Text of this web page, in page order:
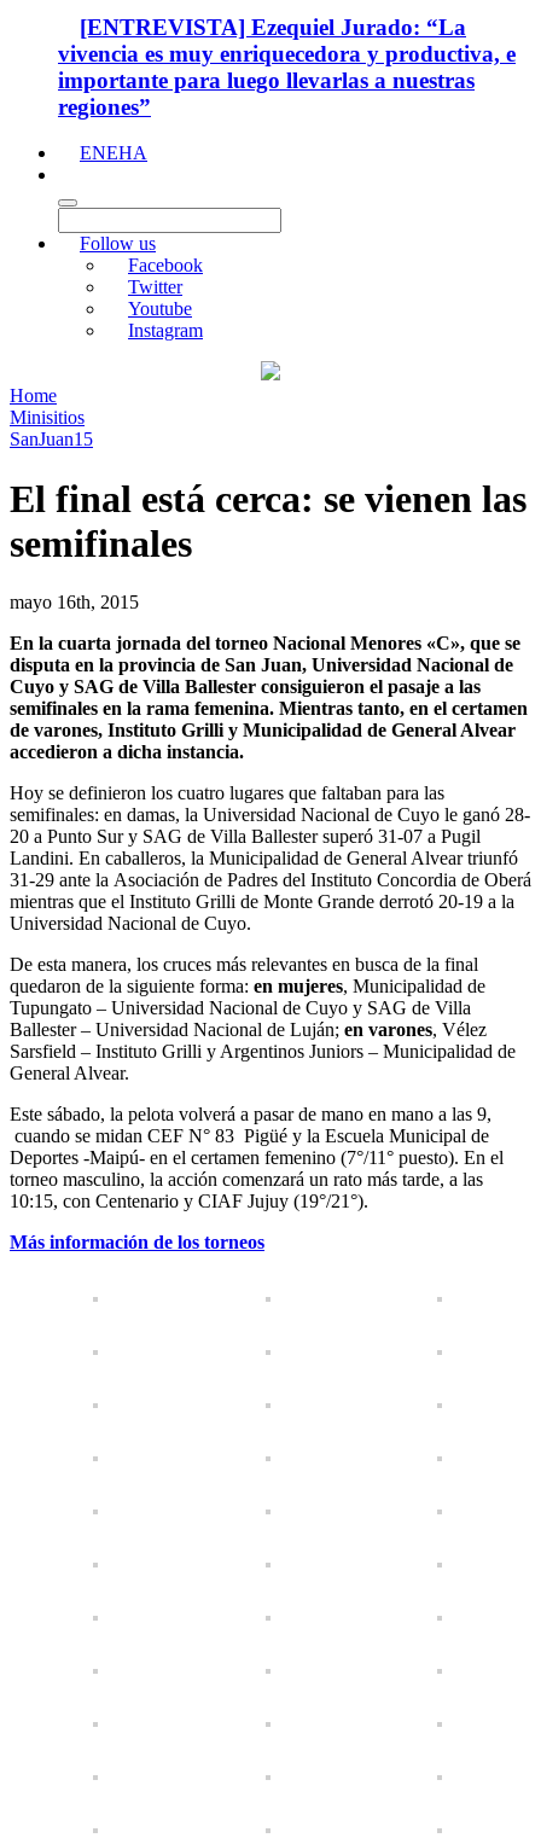
[ENTREVISTA] Ezequiel Jurado: “La
vivencia es muy enriquecedora y productiva, e
importante para luego llevarlas a nuestras
regiones”
ENEHA
Follow us
Facebook
Twitter
Youtube
Instagram
Home
Minisitios
SanJuan15
El final está cerca: se vienen las
semifinales
mayo 16th, 2015
En la cuarta jornada del torneo Nacional Menores «C», que se
disputa en la provincia de San Juan, Universidad Nacional de
Cuyo y SAG de Villa Ballester consiguieron el pasaje a las
semifinales en la rama femenina. Mientras tanto, en el certamen
de varones, Instituto Grilli y Municipalidad de General Alvear
accedieron a dicha instancia.
Hoy se definieron los cuatro lugares que faltaban para las
semifinales: en damas, la Universidad Nacional de Cuyo le ganó 28-
20 a Punto Sur y SAG de Villa Ballester superó 31-07 a Pugil
Landini. En caballeros, la Municipalidad de General Alvear triunfó
31-29 ante la Asociación de Padres del Instituto Concordia de Oberá
mientras que el Instituto Grilli de Monte Grande derrotó 20-19 a la
Universidad Nacional de Cuyo.
De esta manera, los cruces más relevantes en busca de la final
quedaron de la siguiente forma: en mujeres, Municipalidad de
Tupungato – Universidad Nacional de Cuyo y SAG de Villa
Ballester – Universidad Nacional de Luján; en varones, Vélez
Sarsfield – Instituto Grilli y Argentinos Juniors – Municipalidad de
General Alvear.
Este sábado, la pelota volverá a pasar de mano en mano a las 9,
cuando se midan CEF N° 83 Pigüé y la Escuela Municipal de
Deportes -Maipú- en el certamen femenino (7°/11° puesto). En el
torneo masculino, la acción comenzará un rato más tarde, a las
10:15, con Centenario y CIAF Jujuy (19°/21°).
Más información de los torneos